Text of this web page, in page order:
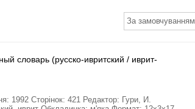
За замовчуванням
словарь (русско-ивритский / иврит-
1992 Сторінок: 421 Редактор: Гури, И.